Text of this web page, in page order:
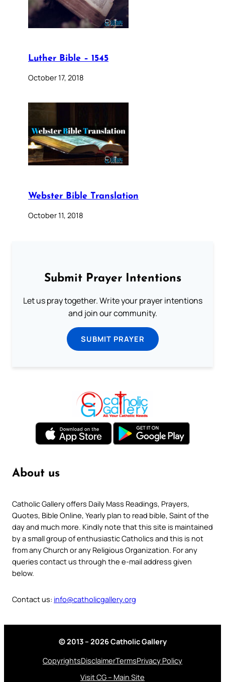
Luther Bible – 1545
October 17, 2018
Webster Bible Translation
October 11, 2018
Submit Prayer Intentions
Let us pray together. Write your prayer intentions
and join our community.
SUBMIT PRAYER
About us
Catholic Gallery offers Daily Mass Readings, Prayers,
Quotes, Bible Online, Yearly plan to read bible, Saint of the
day and much more. Kindly note that this site is maintained
by a small group of enthusiastic Catholics and this is not
from any Church or any Religious Organization. For any
queries contact us through the e-mail address given
below.
Contact us: info@catholicgallery.org
© 2013 – 2026 Catholic Gallery
CopyrightsDisclaimerTermsPrivacy Policy
Visit CG – Main Site